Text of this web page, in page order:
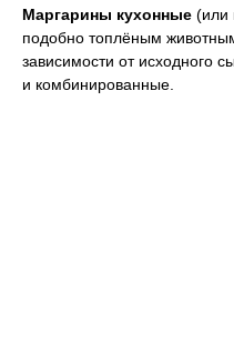
Маргарины кухонные (или
подобно топлёным
зависимости от исходного
и комбинированные.